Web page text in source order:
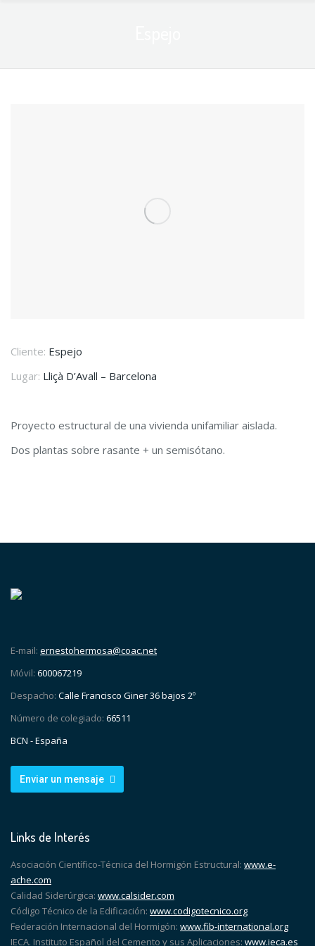
Cliente: Espejo
Lugar: Lliçà D’Avall – Barcelona
Proyecto estructural de una vivienda unifamiliar aislada.
Dos plantas sobre rasante + un semisótano.
E-mail: ernestohermosa@coac.net
Móvil: 600067219
Despacho: Calle Francisco Giner 36 bajos 2º
Número de colegiado: 66511
BCN - España
Enviar un mensaje
Links de Interés
Asociación Científico-Técnica del Hormigón Estructural: www.e-
ache.com
Calidad Siderúrgica: www.calsider.com
Código Técnico de la Edificación: www.codigotecnico.org
Federación Internacional del Hormigón: www.fib-international.org
IECA. Instituto Español del Cemento y sus Aplicaciones: www.ieca.es